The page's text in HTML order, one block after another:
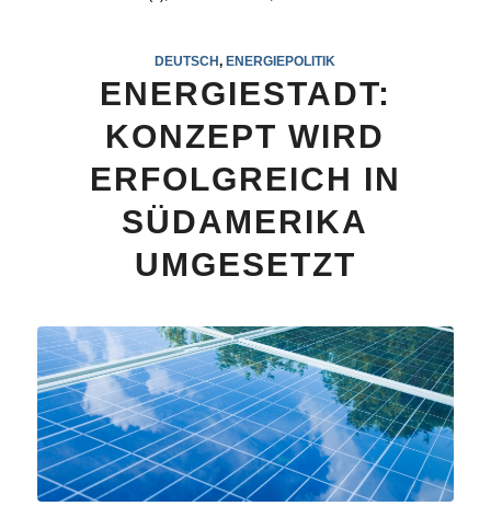
DEUTSCH,ENERGIEPOLITIK
ENERGIESTADT:
KONZEPT WIRD
ERFOLGREICH IN
SÜDAMERIKA
UMGESETZT